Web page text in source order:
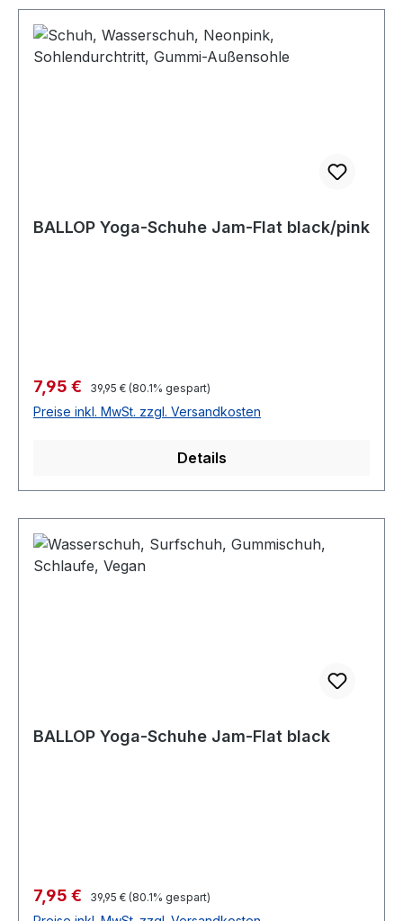
BALLOP Yoga-Schuhe Jam-Flat black/pink
Verkaufspreis:
7,95 € Regulärer Preis:
39,95 € (80.1% gespart)
Preise inkl. MwSt. zzgl. Versandkosten
Details
BALLOP Yoga-Schuhe Jam-Flat black
Verkaufspreis:
7,95 € Regulärer Preis:
39,95 € (80.1% gespart)